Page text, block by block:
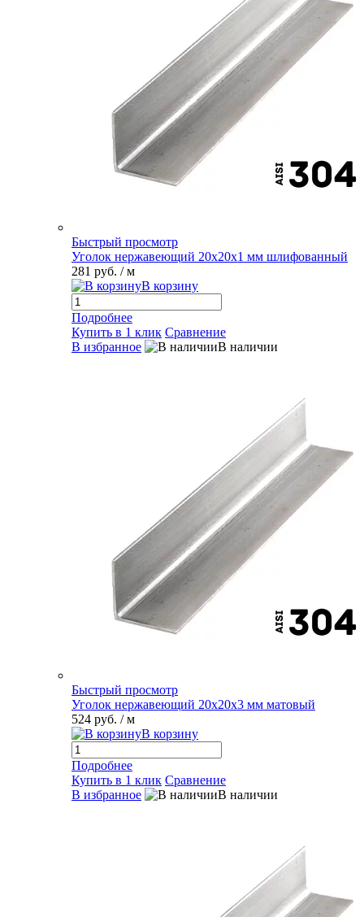
Быстрый просмотр
Уголок нержавеющий 20х20х1 мм шлифованный
281 руб. / м
В корзину
Подробнее
Купить в 1 клик Сравнение
В избранное
В наличии
Быстрый просмотр
Уголок нержавеющий 20х20х3 мм матовый
524 руб. / м
В корзину
Подробнее
Купить в 1 клик Сравнение
В избранное
В наличии